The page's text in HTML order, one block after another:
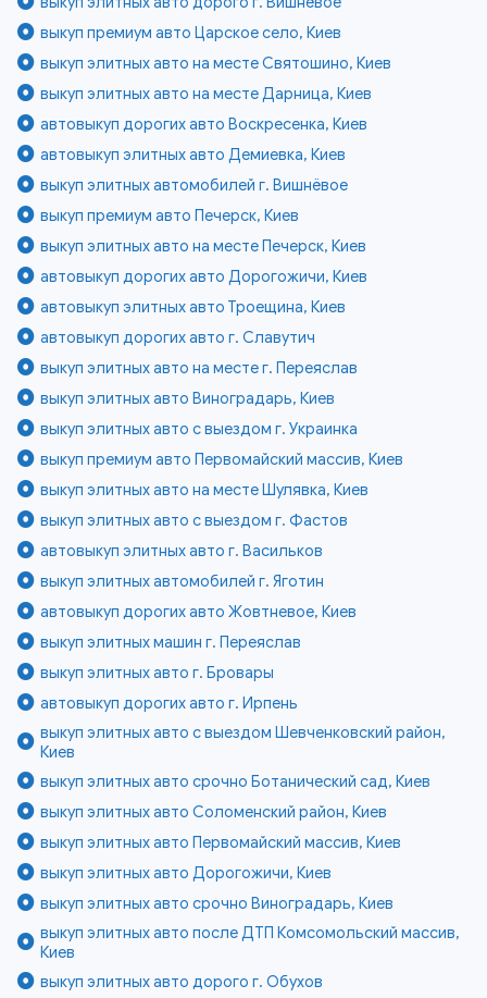
выкуп премиум авто Царское село, Киев
выкуп элитных авто на месте Святошино, Киев
выкуп элитных авто на месте Дарница, Киев
автовыкуп дорогих авто Воскресенка, Киев
автовыкуп элитных авто Демиевка, Киев
выкуп элитных автомобилей г. Вишнёвое
выкуп премиум авто Печерск, Киев
выкуп элитных авто на месте Печерск, Киев
автовыкуп дорогих авто Дорогожичи, Киев
автовыкуп элитных авто Троещина, Киев
автовыкуп дорогих авто г. Славутич
выкуп элитных авто на месте г. Переяслав
выкуп элитных авто Виноградарь, Киев
выкуп элитных авто с выездом г. Украинка
выкуп премиум авто Первомайский массив, Киев
выкуп элитных авто на месте Шулявка, Киев
выкуп элитных авто с выездом г. Фастов
автовыкуп элитных авто г. Васильков
выкуп элитных автомобилей г. Яготин
автовыкуп дорогих авто Жовтневое, Киев
выкуп элитных машин г. Переяслав
выкуп элитных авто г. Бровары
автовыкуп дорогих авто г. Ирпень
выкуп элитных авто с выездом Шевченковский район,
Киев
выкуп элитных авто срочно Ботанический сад, Киев
выкуп элитных авто Соломенский район, Киев
выкуп элитных авто Первомайский массив, Киев
выкуп элитных авто Дорогожичи, Киев
выкуп элитных авто срочно Виноградарь, Киев
выкуп элитных авто после ДТП Комсомольский массив,
Киев
выкуп элитных авто дорого г. Обухов